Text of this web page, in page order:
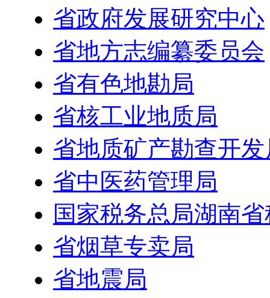
省政府发展研究中心
省地方志编纂委员会
省有色地勘局
省核工业地质局
省地质矿产勘查开发
省中医药管理局
国家税务总局湖南
省烟草专卖局
省地震局